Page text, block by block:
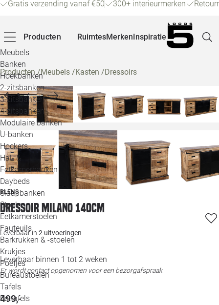
Gratis verzending vanaf €50 300+ interieurmerken
Producten
Meubels
Banken
Hoekbanken
2-zitsbanken
3-zitsbanken
4-zitsbanken
Modulaire banken
U-banken
Hockers
Hal- &
Eetkamerbanken
Daybeds
Slaapbanken
Stoelen
Eetkamerstoelen
Fauteuils
Barkrukken & -stoelen
Krukjes
Poefjes
Bureaustoelen
Tafels
Eettafels
RuimtesMerkenInspiratie
Producten/Meubels /Kasten /Dressoirs
BLENS
Dressoir Milano 140cm
Leverbaar in 2 uitvoeringen
Leverbaar binnen 1 tot 2 weken
Er wordt contact opgenomen voor een bezorgafspraak
499,-